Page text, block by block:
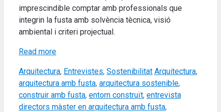
imprescindible comptar amb professionals que
integrin la fusta amb solvència tècnica, visió
ambiental i criteri projectual.
Read more
Categories
Arquitectura, Entrevistes, Sostenibilitat Tags
Arquitectura,
arquitectura amb fusta, arquitectura sostenible,
construir amb fusta, entorn construït, entrevista
directors màster en arquitectura amb fusta,